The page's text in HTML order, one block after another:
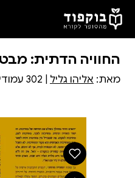
דלג לתוכן הראשי
החוויה הדתית:
מאת: אליהו גליל